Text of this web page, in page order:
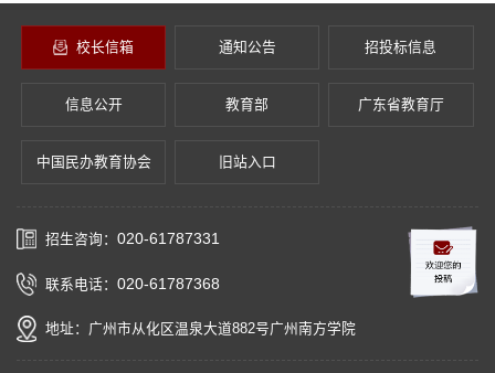
校长信箱 通知公告 招投标信息
信息公开 教育部 广东省教育厅
中国民办教育协会 旧站入口
招生咨询： 020-61787331
联系电话： 020-61787368
地址：广州市从化区温泉大道882号广州南方学院